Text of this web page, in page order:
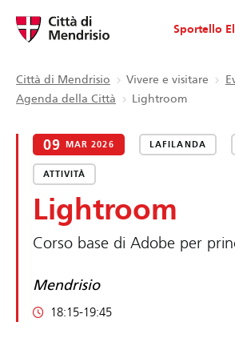
Sportello
Città di Mendrisio Vivere e visitare
Agenda della Città
Lightroom
09 MAR 2026 LAFILANDA
ATTIVITÀ
Lightroom
Corso base di Adobe per
Mendrisio
18:15-19:45